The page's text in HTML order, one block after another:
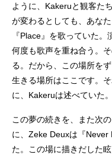
ように、Kakeruと観客た
が変わるとしても、あな
『Place』を歌っていた。
何度も歌声を重ね合う。
る。だから、この場所を
生きる場所はここです。
に、Kakeruは述べていた
この夢の続きを、また次
に、Zeke Deuxは『
た。この場に描きだした